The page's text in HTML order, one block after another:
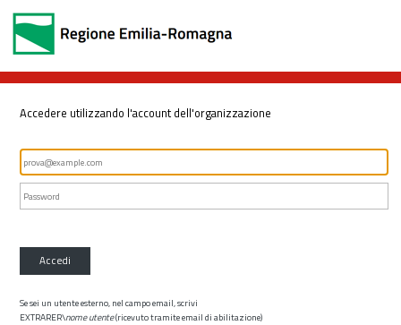
Accedere utilizzando l'account dell'organizzazione
Accedi
Se sei un utente esterno, nel campo email, scrivi
EXTRARER\nome utente(ricevuto tramite email di abilitazione)